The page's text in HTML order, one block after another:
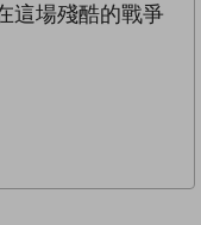
這場殘酷的戰爭